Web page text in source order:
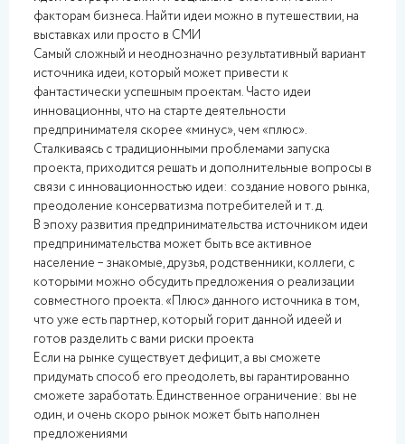
факторам бизнеса. Найти идеи можно в путешествии, на
выставках или просто в СМИ
Самый сложный и неоднозначно результативный вариант
источника идеи, который может привести к
фантастически успешным проектам. Часто идеи
инновационны, что на старте деятельности
предпринимателя скорее «минус», чем «плюс».
Сталкиваясь с традиционными проблемами запуска
проекта, приходится решать и дополнительные вопросы в
связи с инновационностью идеи: создание нового рынка,
преодоление консерватизма потребителей и т. д.
В эпоху развития предпринимательства источником идеи
предпринимательства может быть все активное
население – знакомые, друзья, родственники, коллеги, с
которыми можно обсудить предложения о реализации
совместного проекта. «Плюс» данного источника в том,
что уже есть партнер, который горит данной идеей и
готов разделить с вами риски проекта
Если на рынке существует дефицит, а вы сможете
придумать способ его преодолеть, вы гарантированно
сможете заработать. Единственное ограничение: вы не
один, и очень скоро рынок может быть наполнен
предложениями